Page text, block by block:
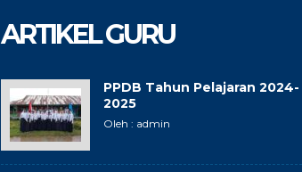
ARTIKEL GURU
PPDB Tahun Pelajaran 2024-
2025
Oleh : admin